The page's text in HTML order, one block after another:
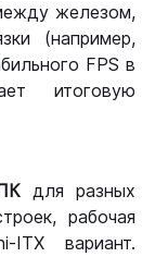
железом,
(например,
FPS в
итоговую
для разных
рабочая
ITX вариант.